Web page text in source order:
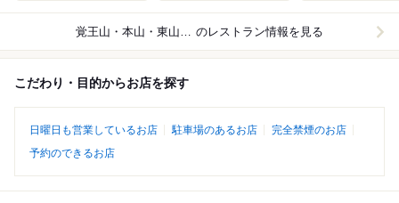
覚王山・本山・東山公園 のレストラン情報を見る
こだわり・目的からお店を探す
日曜日も営業しているお店 駐車場のあるお店
完全禁煙のお店
予約のできるお店